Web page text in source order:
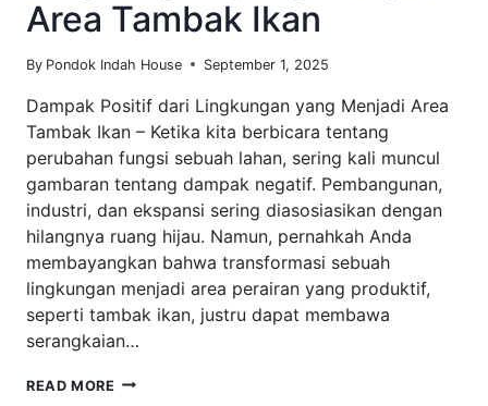
Area Tambak Ikan
By Pondok Indah House September 1, 2025
Dampak Positif dari Lingkungan yang Menjadi Area
Tambak Ikan – Ketika kita berbicara tentang
perubahan fungsi sebuah lahan, sering kali muncul
gambaran tentang dampak negatif. Pembangunan,
industri, dan ekspansi sering diasosiasikan dengan
hilangnya ruang hijau. Namun, pernahkah Anda
membayangkan bahwa transformasi sebuah
lingkungan menjadi area perairan yang produktif,
seperti tambak ikan, justru dapat membawa
serangkaian…
READ MORE DAMPAK